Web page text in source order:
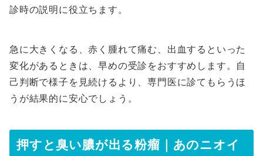
診時の説明に役立ちます。
急に大きくなる、赤く腫れて痛む、出血するといった
変化があるときは、早めの受診をおすすめします。自
己判断で様子を見続けるより、専門医に診てもらうほ
うが結果的に安心でしょう。
押すと臭い膿が出る粉瘤｜あのニオイ